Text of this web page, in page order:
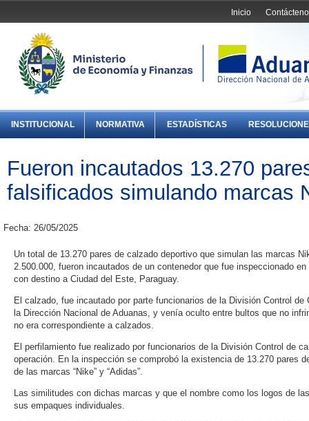
Inicio
INSTITUCIONAL NORMATIVA ESTADÍSTICAS
Fueron incautados 13.270
falsificados simulando marcas
Fecha: 26/05/2025
Un total de 13.270 pares de calzado deportivo que simulan las marcas
2.500.000, fueron incautados de un contenedor que fue inspeccionado
con destino a Ciudad del Este, Paraguay.
El calzado, fue incautado por parte funcionarios de la División Control
la Dirección Nacional de Aduanas, y venía oculto entre bultos que no
no era correspondiente a calzados.
El perfilamiento fue realizado por funcionarios de la División Control de
operación. En la inspección se comprobó la existencia de 13.270 pares
de las marcas “Nike” y “Adidas”.
Las similitudes con dichas marcas y que el nombre como los logos de
sus empaques individuales.